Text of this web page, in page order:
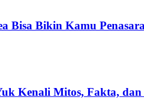
Bisa Bikin Kamu
Kenali Mitos, Fakta,